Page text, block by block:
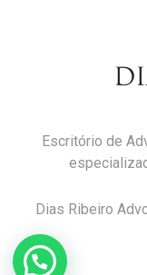
Escritório de
Dias Ribeiro